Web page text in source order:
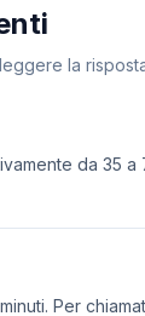
la
da 35
Per